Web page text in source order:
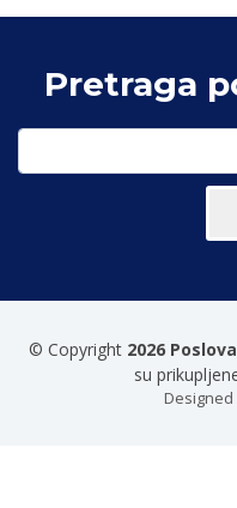
Pretraga
© Copyright 2026
su